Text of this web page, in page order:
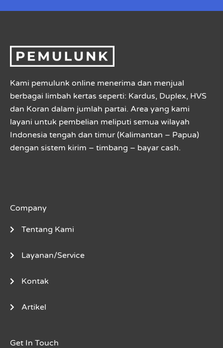
Kami pemulunk online menerima dan menjual
berbagai limbah kertas seperti: Kardus, Duplex, HVS
dan Koran dalam jumlah partai. Area yang kami
layani untuk pembelian meliputi semua wilayah
Indonesia tengah dan timur (Kalimantan – Papua)
dengan sistem kirim – timbang – bayar cash.
Company
Tentang Kami
Layanan/Service
Kontak
Artikel
Get In Touch